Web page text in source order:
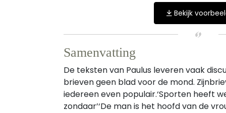
Bekijk
Samenvatting
De teksten van Paulus leveren vaak
brieven geen blad voor de mond.
iedereen even populair.‘Sporten heeft
zondaar’‘De man is het hoofd van de